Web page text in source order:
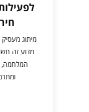
מיתוג
מדוע זה
המלחמה,